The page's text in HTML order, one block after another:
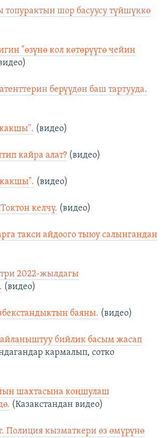
шор басуусу түйшүккө
"өзүнө кол көтөрүүгө чейин
берүүдөн баш тартууда.
жакшы". (видео)
кайра алат? (видео)
(видео)
келчү. (видео)
такси айдоого тыюу салынгандан
2022-жылдагы
(видео)
баяны. (видео)
бийлик басым жасап
кармалып, сотко
шахтасына коңшулаш
(Казакстандан видео)
Полиция кызматкери өз өмүрүнө